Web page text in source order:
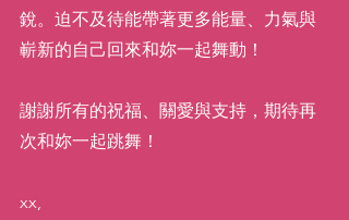
銳。迫不及待能帶著更多能量、力氣與
嶄新的自己回來和妳一起舞動！
謝謝所有的祝福、關愛與支持，期待再
次和妳一起跳舞！
xx,